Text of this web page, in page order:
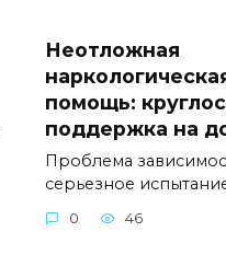
Неотложная
помощь:
поддержка на
Проблема
серьезное
0 46